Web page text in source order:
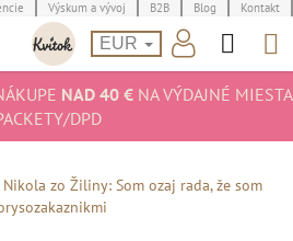
Výskum a vývoj B2B Blog Kontakt
EUR
NAD 40 €NA VÝDAJNÉ MIESTA
DPD
Nikola zo Žiliny: Som ozaj rada, že som